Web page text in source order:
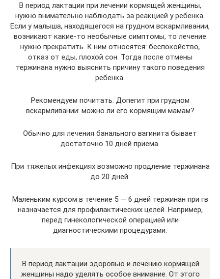
В период лактации при лечении кормящей женщины,
нужно внимательно наблюдать за реакцией у ребенка.
Если у малыша, находящегося на грудном вскармливании,
возникают какие-то необычные симптомы, то лечение
нужно прекратить. К ним относятся: беспокойство,
отказ от еды, плохой сон. Тогда после отмены
тержинана нужно выяснить причину такого поведения
ребенка.
Рекомендуем почитать: Допегит при грудном
вскармливании: можно ли его кормящим мамам?
Обычно для лечения банального вагинита бывает
достаточно 10 дней приема.
При тяжелых инфекциях возможно продление тержинана
до 20 дней.
Маленьким курсом в течение 5 — 6 дней тержинан при гв
назначается для профилактических целей. Например,
перед гинекологической операцией или
диагностическими процедурами.
В период лактации здоровью и лечению кормящей
женщины надо уделять особое внимание. От этого